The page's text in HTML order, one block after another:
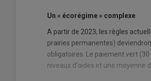
Un « écorégime » complexe
A partir de 2023, les règles
prairies permanentes)
obligatoires. Le paiement vert
niveaux d’aides et une moyenne